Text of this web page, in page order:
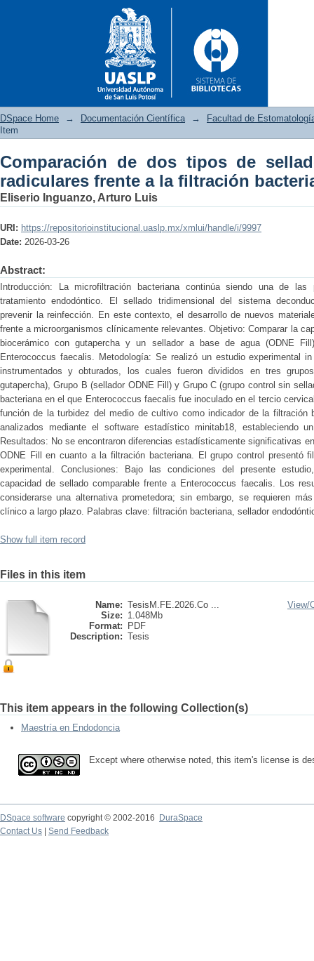
Comparación de dos tipos
filtración bacteriana de E.
DSpace Home → Documentación Científica →
Facultad de
Item
Comparación de dos tipos de
radiculares frente a la filtración
Eliserio Inguanzo, Arturo Luis
URI: https://repositorioinstitucional.uaslp.mx/xmlui/handle/i/9997
Date: 2026-03-26
Abstract:
Introducción: La microfiltración bacteriana continúa siendo una de
tratamiento endodóntico. El sellado tridimensional del sistema
prevenir la reinfección. En este contexto, el desarrollo de nuevos
frente a microorganismos clínicamente relevantes. Objetivo: Comparar la
biocerámico con gutapercha y un sellador a base de agua (ODNE
Enterococcus faecalis. Metodología: Se realizó un estudio experimental
instrumentados y obturados, los cuales fueron divididos en tres
gutapercha), Grupo B (sellador ODNE Fill) y Grupo C (grupo control sin
bacteriana en el que Enterococcus faecalis fue inoculado en el tercio
función de la turbidez del medio de cultivo como indicador de la filtración
analizados mediante el software estadístico minitab18, estableciendo
Resultados: No se encontraron diferencias estadísticamente significativas
ODNE Fill en cuanto a la filtración bacteriana. El grupo control presentó
experimental. Conclusiones: Bajo las condiciones del presente
capacidad de sellado comparable frente a Enterococcus faecalis. Los
considerarse una alternativa prometedora; sin embargo, se requieren
clínico a largo plazo. Palabras clave: filtración bacteriana, sellador
Show full item record
Files in this item
Name: TesisM.FE.2026.Co ...
Size: 1.048Mb
Format:
PDF
Description: Tesis
View/
This item appears in the following Collection(s)
Maestría en Endodoncia
Except where otherwise noted, this item's license is
DSpace software copyright © 2002-2016
DuraSpace
Contact Us
Send Feedback